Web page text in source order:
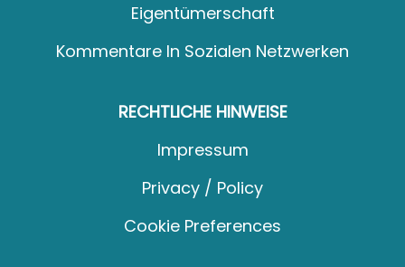
Eigentümerschaft
Kommentare In Sozialen Netzwerken
RECHTLICHE HINWEISE
Impressum
Privacy / Policy
Cookie Preferences